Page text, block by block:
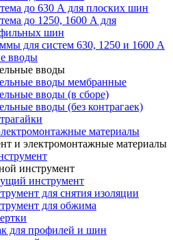
до 630 А для плоских шин
до 1250, 1600 А для
шин
для систем 630, 1250 и 1600 А
вводы
вводы
вводы мембранные
вводы (в сборе)
вводы (без контрагаек)
материалы
и электромонтажные материалы
инструмент
инструмент
для снятия изоляции
для обжима
для профилей и шин